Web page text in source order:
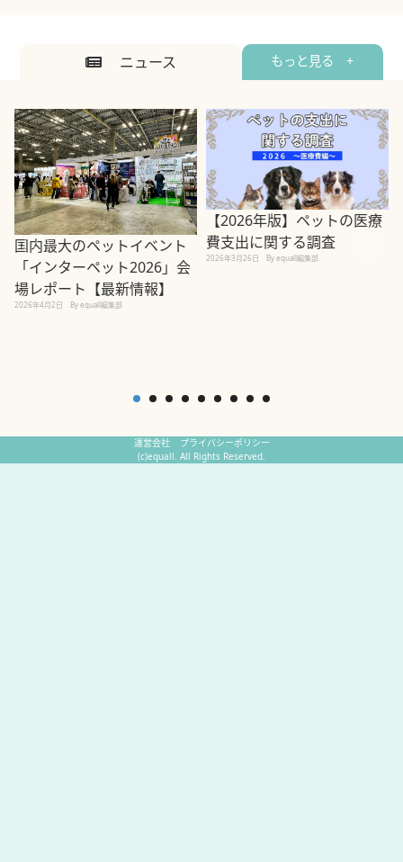
ニュース もっと見る +
国内最大のペットイベント
「インターペット2026」会
場レポート【最新情報】
2026年4月2日 By equall編集部
【2026年版】ペットの医療
費支出に関する調査
2026年3月26日 By equall編集部
運営会社
プライバシーポリシー
(c)equall. All Rights Reserved.